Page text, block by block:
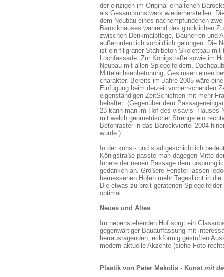
der einzigen im Original erhaltenen
als Gesamtkunstwerk wiederherstellen.
dem Neubau eines nachempfundenen
Barockhauses während des glücklichen
zwischen Denkmalpflege, Bauherren und
außerordentlich vorbildlich gelungen. Die
ist ein filigraner Stahlbeton-Skelettbau mit
Lochfassade. Zur Königstraße sowie im
Neubau mit allen Spiegelfeldern,
Mittelachsenbetonung, Gesimsen einen
charakter. Bereits im Jahre 2005 wäre
Einfügung beim derzeit vorherrschenden
eigenständigen ZeitSchichten mit mehr
behaftet. (Gegenüber dem
23 kann man im Hof des visavis- Hauses
mit welch geometrischer Strenge ein
Betonraster in das Barockviertel 2004
wurde.)
In der kunst- und stadtgeschichtlich
Königstraße passte man dagegen Mitte
Innere der neuen Passage dem
gedanken an. Größere Fenster lassen
bemessenen Höfen mehr Tageslicht in
Die etwas zu breit geratenen
optimal.
Neues und Altes
Im nebenstehenden Hof sorgt ein
gegenwärtiger Bauauffassung mit
herrausragenden, eckförmig gestuften
modern-aktuelle Akzente (siehe Foto
Plastik von Peter Makolis - Kunst mit